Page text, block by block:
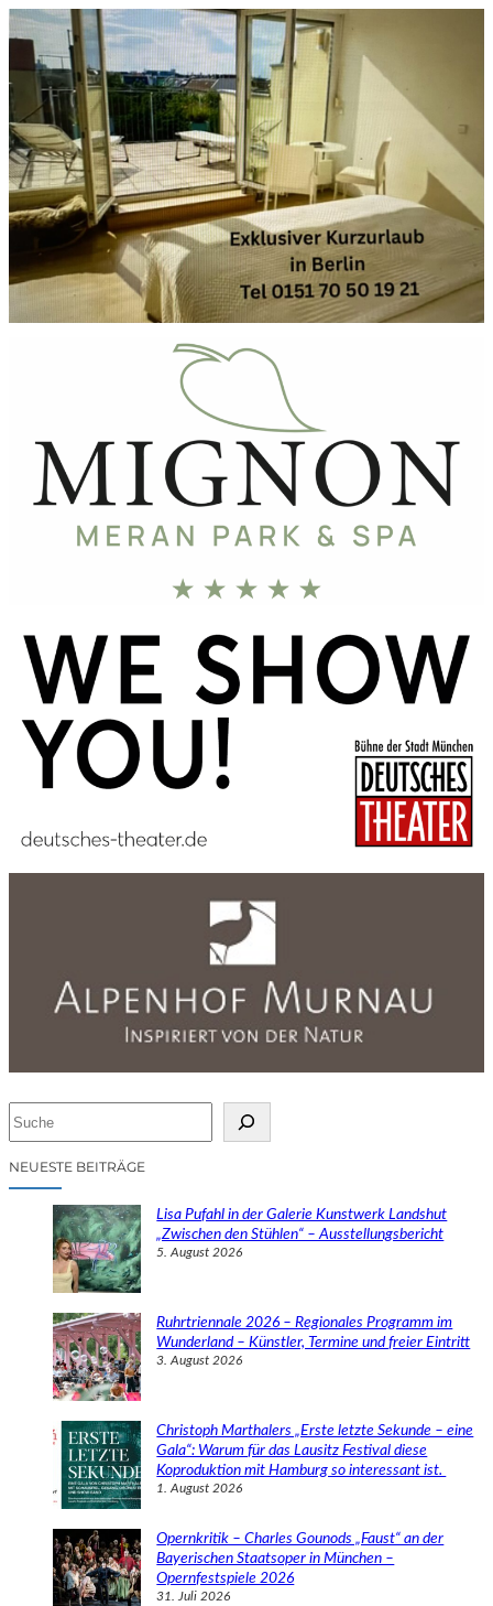
cNEUESTE BEITRÄGE
Lisa Pufahl in der Galerie Kunstwerk Landshut
„Zwischen den Stühlen“ – Ausstellungsbericht
5. August 2026
Ruhrtriennale 2026 – Regionales Programm im
Wunderland – Künstler, Termine und freier Eintritt
3. August 2026
Christoph Marthalers „Erste letzte Sekunde – eine
Gala“: Warum für das Lausitz Festival diese
Koproduktion mit Hamburg so interessant ist.
1. August 2026
Opernkritik – Charles Gounods „Faust“ an der
Bayerischen Staatsoper in München –
Opernfestspiele 2026
31. Juli 2026